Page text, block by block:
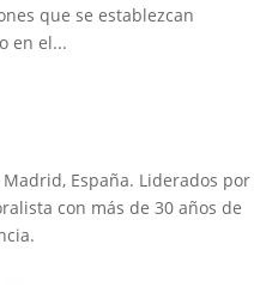
que se establezcan
en el...
España. Liderados por
con más de 30 años de